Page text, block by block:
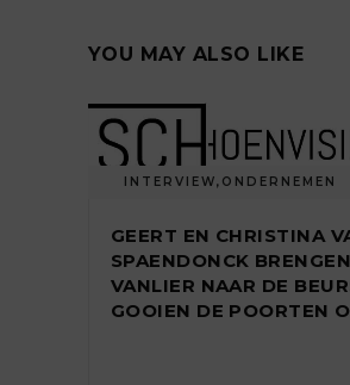
YOU MAY ALSO LIKE
INTERVIEW, ONDERNEMEN
GEERT EN CHRISTINA
SPAENDONCK BRENGEN
VANLIER NAAR DE
GOOIEN DE POORTEN